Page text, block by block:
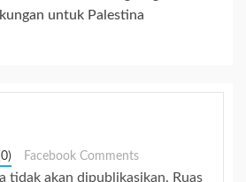
untuk Palestina
Facebook Comments
tidak akan dipublikasikan. Ruas